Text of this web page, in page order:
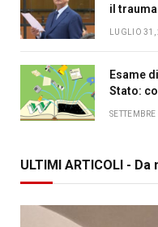
il
LUGLIO
Esame
Stato:
ULTIMI ARTICOLI -